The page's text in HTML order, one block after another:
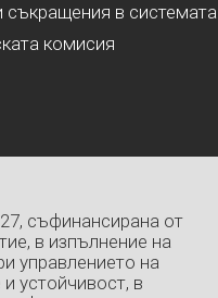
съкращения в системата
комисия
съфинансирана от
в изпълнение на
управлението на
устойчивост, в